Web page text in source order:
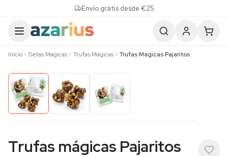
Envío gratis desde €25
Inicio Setas Magicas Trufas Magicas Trufas Magicas Pajaritos
Trufas mágicas Pajaritos